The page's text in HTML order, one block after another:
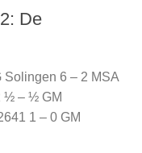
De
Solingen 6 – 2 MSA
½ – ½ GM
1 – 0 GM